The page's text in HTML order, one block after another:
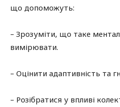
що допоможуть:
– Зрозуміти, що таке
вимірювати.
– Оцінити адаптивність та
– Розібратися у впливі